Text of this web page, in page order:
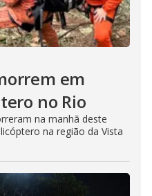
em
no Rio
na manhã deste
na região da Vista